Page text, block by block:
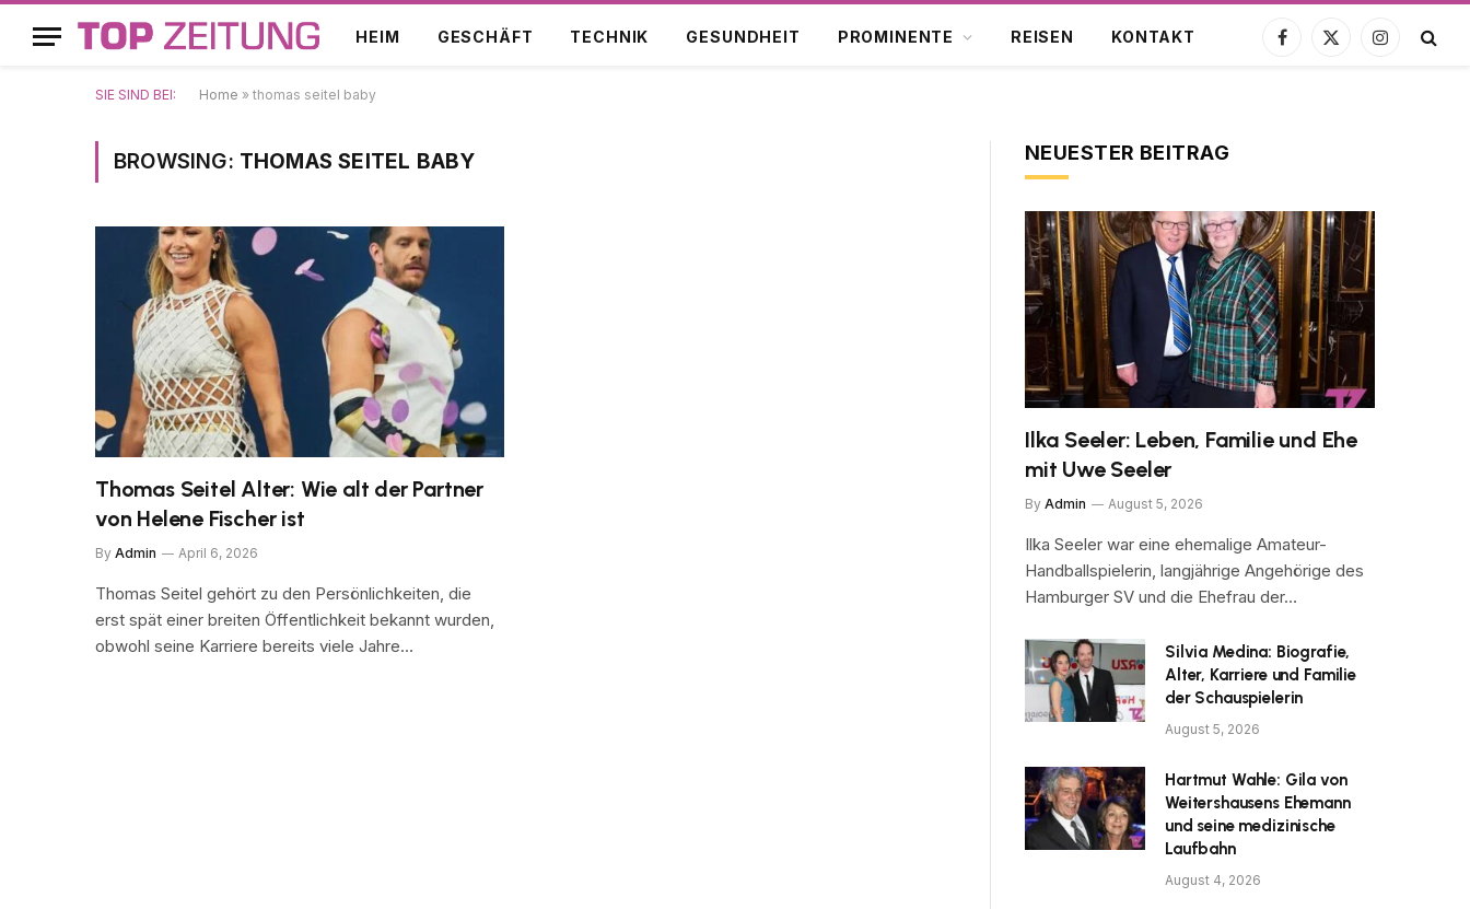
HEIM GESCHÄFT TECHNIK GESUNDHEIT PROMINENTE REISEN KONTAKT
Facebook
X
Instagram
SIE SIND BEI: Home » thomas seitel baby
BROWSING: THOMAS SEITEL BABY
Thomas Seitel Alter: Wie alt der Partner
von Helene Fischer ist
By Admin April 6, 2026
Thomas Seitel gehört zu den Persönlichkeiten, die
erst spät einer breiten Öffentlichkeit bekannt wurden,
obwohl seine Karriere bereits viele Jahre…
NEUESTER BEITRAG
Ilka Seeler: Leben, Familie und Ehe
mit Uwe Seeler
By Admin August 5, 2026
Ilka Seeler war eine ehemalige Amateur-
Handballspielerin, langjährige Angehörige des
Hamburger SV und die Ehefrau der…
Silvia Medina: Biografie,
Alter, Karriere und Familie
der Schauspielerin
August 5, 2026
Hartmut Wahle: Gila von
Weitershausens Ehemann
und seine medizinische
Laufbahn
August 4, 2026